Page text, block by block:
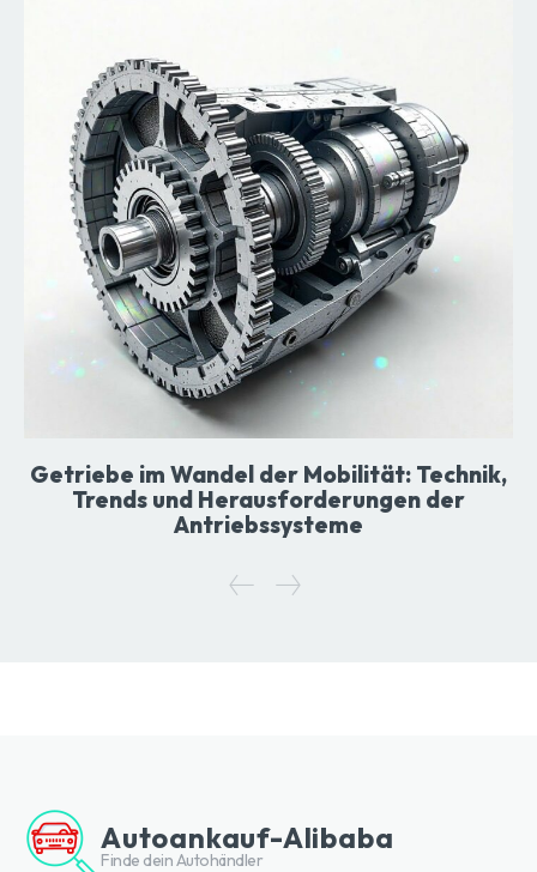
Getriebe im Wandel der Mobilität: Technik,
Trends und Herausforderungen der
Antriebssysteme
Autoankauf-Alibaba
Finde dein Autohändler